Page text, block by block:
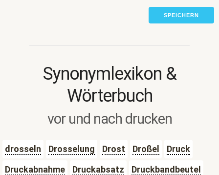
SPEICHERN
Synonymlexikon &
Wörterbuch
vor und nach drucken
drosseln Drosselung Drost Droßel
Druck
Druckabnahme
Druckabsatz
Druckbandbeutel